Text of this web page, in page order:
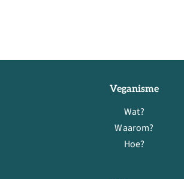
Veganisme
Wat?
Waarom?
Hoe?